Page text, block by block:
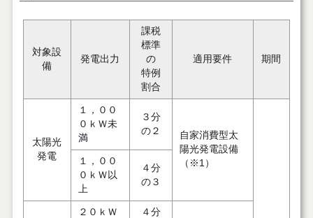
対象設
備
発電出力
課税
標準
の
特例
割合
適用要件 期間
太陽光
発電
１，００
０ｋＷ未
満
３分
の２
自家消費型太
陽光発電設備
（※1）
１，００
０ｋＷ以
上
４分
の３
２０ｋＷ
４分